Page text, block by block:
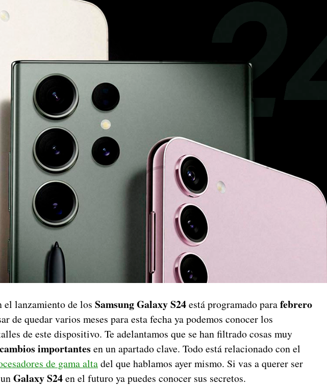
el lanzamiento de los Samsung Galaxy S24está programado parafebrero
de quedar varios meses para esta fecha ya podemos conocer los
de este dispositivo. Te adelantamos que se han filtrado cosas muy
cambios importantes en un apartado clave. Todo está relacionado con el
de gama altadel que hablamos ayer mismo. Si vas a querer ser
Galaxy S24en el futuro ya puedes conocer sus secretos.